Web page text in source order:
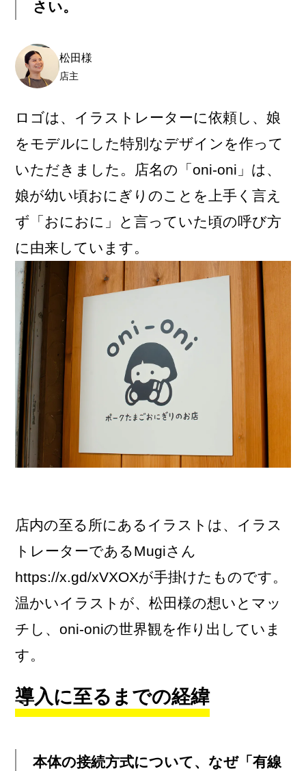
さい。
松田様
店主
ロゴは、イラストレーターに依頼し、娘
をモデルにした特別なデザインを作って
いただきました。店名の「oni-oni」は、
娘が幼い頃おにぎりのことを上手く言え
ず「おにおに」と言っていた頃の呼び方
に由来しています。
店内の至る所にあるイラストは、イラス
トレーターであるMugiさん
https://x.gd/xVXOXが手掛けたものです。
温かいイラストが、松田様の想いとマッ
チし、oni-oniの世界観を作り出していま
す。
導入に至るまでの経緯
本体の接続方式について、なぜ「有線